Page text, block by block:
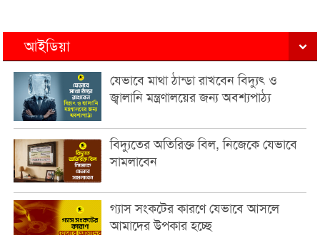
আইডিয়া
যেভাবে মাথা ঠান্ডা রাখবেন বিদ্যুৎ ও
জ্বালানি মন্ত্রণালয়ের জন্য অবশ্যপাঠ্য
বিদ্যুতের অতিরিক্ত বিল, নিজেকে যেভাবে
সামলাবেন
গ্যাস সংকটের কারণে যেভাবে আসলে
আমাদের উপকার হচ্ছে